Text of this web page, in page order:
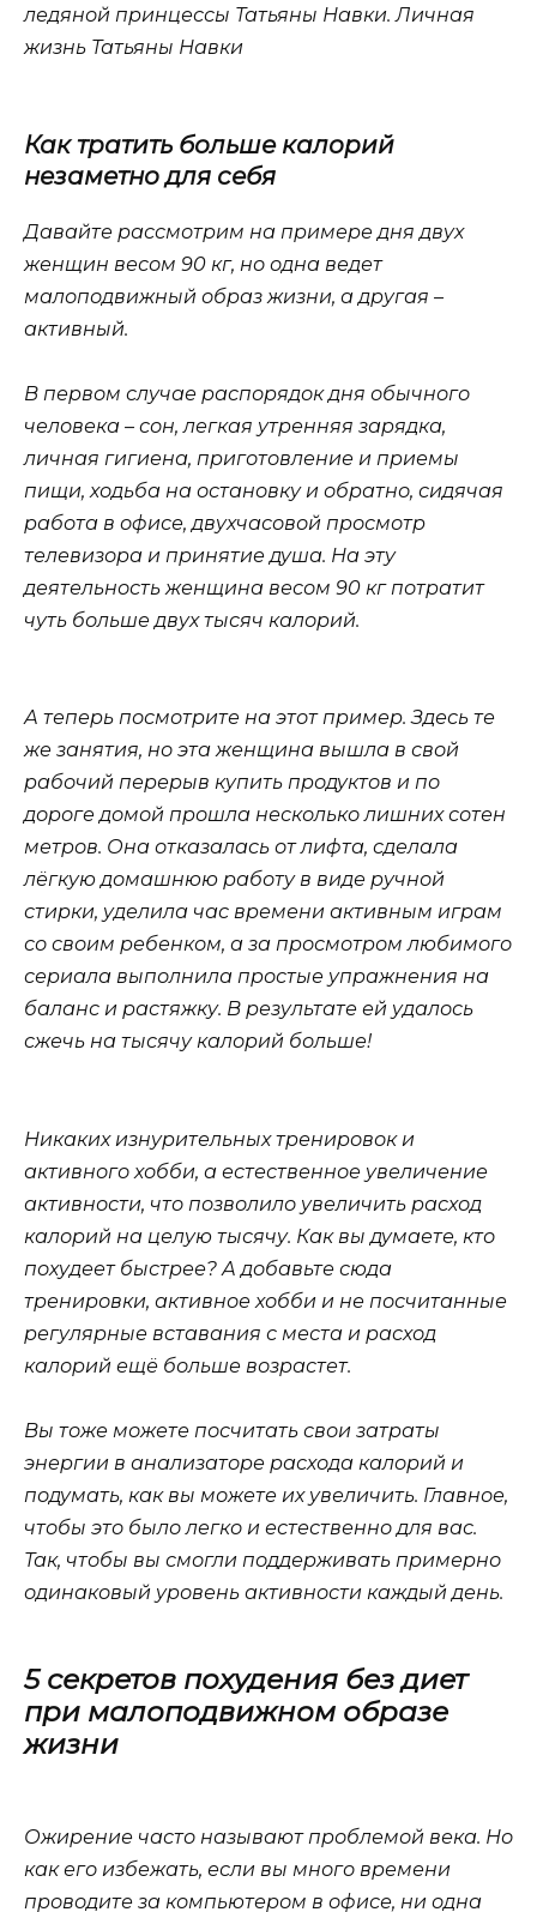
ледяной принцессы Татьяны Навки. Личная
жизнь Татьяны Навки
Как тратить больше калорий
незаметно для себя
Давайте рассмотрим на примере дня двух
женщин весом 90 кг, но одна ведет
малоподвижный образ жизни, а другая –
активный.
В первом случае распорядок дня обычного
человека – сон, легкая утренняя зарядка,
личная гигиена, приготовление и приемы
пищи, ходьба на остановку и обратно, сидячая
работа в офисе, двухчасовой просмотр
телевизора и принятие душа. На эту
деятельность женщина весом 90 кг потратит
чуть больше двух тысяч калорий.
А теперь посмотрите на этот пример. Здесь те
же занятия, но эта женщина вышла в свой
рабочий перерыв купить продуктов и по
дороге домой прошла несколько лишних сотен
метров. Она отказалась от лифта, сделала
лёгкую домашнюю работу в виде ручной
стирки, уделила час времени активным играм
со своим ребенком, а за просмотром любимого
сериала выполнила простые упражнения на
баланс и растяжку. В результате ей удалось
сжечь на тысячу калорий больше!
Никаких изнурительных тренировок и
активного хобби, а естественное увеличение
активности, что позволило увеличить расход
калорий на целую тысячу. Как вы думаете, кто
похудеет быстрее? А добавьте сюда
тренировки, активное хобби и не посчитанные
регулярные вставания с места и расход
калорий ещё больше возрастет.
Вы тоже можете посчитать свои затраты
энергии в анализаторе расхода калорий и
подумать, как вы можете их увеличить. Главное,
чтобы это было легко и естественно для вас.
Так, чтобы вы смогли поддерживать примерно
одинаковый уровень активности каждый день.
5 секретов похудения без диет
при малоподвижном образе
жизни
Ожирение часто называют проблемой века. Но
как его избежать, если вы много времени
проводите за компьютером в офисе, ни одна